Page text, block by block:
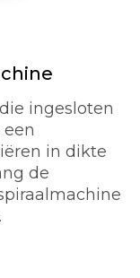
ingesloten
in dikte
de